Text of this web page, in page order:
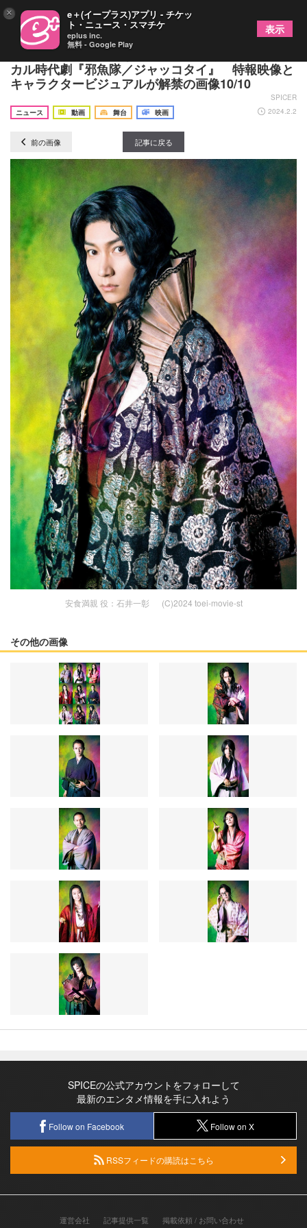
佐藤流司ら個性豊かなメンバーがおくる、ミュージ
カル時代劇『邪魚隊／ジャッコタイ』 特報映像と
キャラクタービジュアルが解禁の画像10/10
SPICER
ニュース
動画 舞台 映画 2024.2.2
前の画像 記事に戻る
安食満親 役：石井一彰 (C)2024 toei-movie-st
その他の画像
SPICEの公式アカウントをフォローして
最新のエンタメ情報を手に入れよう
Follow on Facebook Follow on X
RSSフィードの購読はこちら
運営会社 記事提供一覧 掲載依頼 / お問い合わせ
× e＋(イープラス)アプリ - チケッ
ト・ニュース・スマチケ
eplus inc.
無料 - Google Play
表示